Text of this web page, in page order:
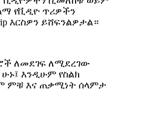
የቪዲዮ ጥሪዎችን
እርስዎን ይሸፍንልዎታል።
ለመደገፍ ለሚደረገው
እንዲሁም የስልክ
እና ጠቃሚነት ሰላምታ